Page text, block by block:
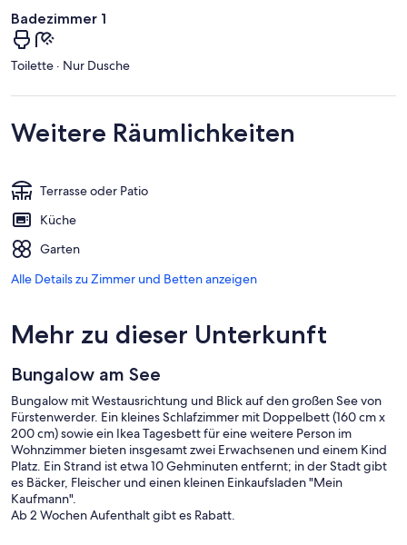
Badezimmer 1
Toilette · Nur Dusche
Weitere Räumlichkeiten
Terrasse oder Patio
Küche
Garten
Alle Details zu Zimmer und Betten anzeigen
Mehr zu dieser Unterkunft
Bungalow am See
Bungalow mit Westausrichtung und Blick auf den großen See von
Fürstenwerder. Ein kleines Schlafzimmer mit Doppelbett (160 cm x
200 cm) sowie ein Ikea Tagesbett für eine weitere Person im
Wohnzimmer bieten insgesamt zwei Erwachsenen und einem Kind
Platz. Ein Strand ist etwa 10 Gehminuten entfernt; in der Stadt gibt
es Bäcker, Fleischer und einen kleinen Einkaufsladen "Mein
Kaufmann".
Ab 2 Wochen Aufenthalt gibt es Rabatt.